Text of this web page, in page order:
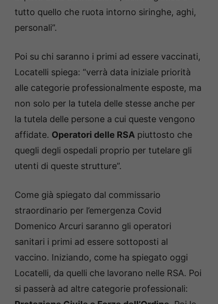
tutto quello che ruota intorno siringhe, aghi,
personali”.
Poi su chi saranno i primi ad essere vaccinati,
Locatelli spiega: “verrà data iniziale priorità
alle categorie professionalmente esposte, ma
non solo per la tutela delle stesse anche per
la tutela delle persone a cui queste vengono
affidate. Operatori delle RSA piuttosto che
quegli degli ospedali proprio per tutelare gli
utenti di queste strutture”.
Come già spiegato dal commissario
straordinario per l’emergenza Covid
Domenico Arcuri saranno gli operatori
sanitari i primi ad essere sottoposti al
vaccino. Iniziando, come ha spiegato oggi
Locatelli, da quelli che lavorano nelle RSA. Poi
si passerà ad altre categorie professionali: